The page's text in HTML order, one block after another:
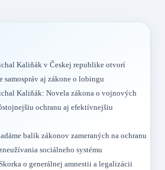
Kaliňák v Českej republike otvorí
samospráv aj zákone o lobingu
Kaliňák: Novela zákona o vojnových
ochranu aj efektívnejšiu
balík zákonov zameraných na ochranu
sociálneho systému
o generálnej amnestii a legalizácii